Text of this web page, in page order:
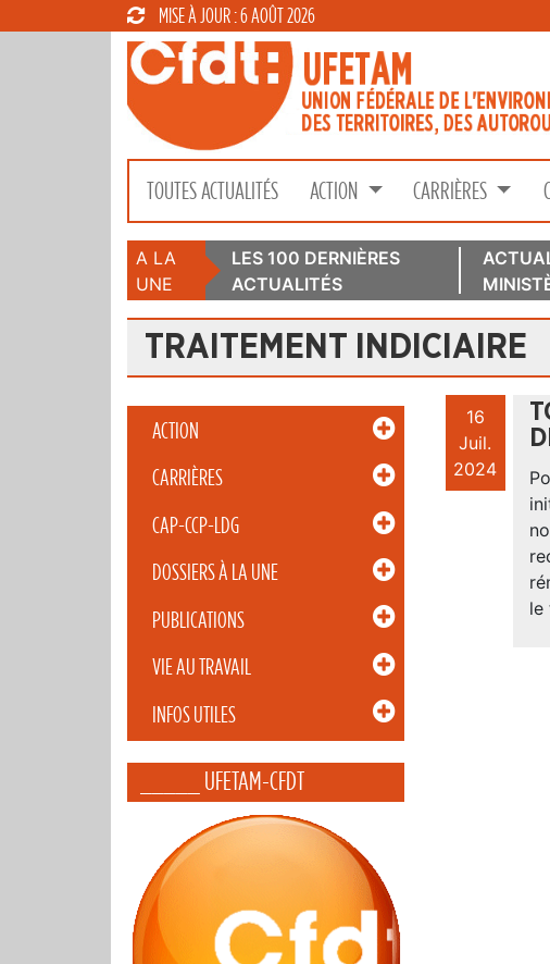
MISE À JOUR : 6 AOÛT 2026
TOUTES ACTUALITÉS ACTION CARRIÈRES
A LA
UNE
LES 100 DERNIÈRES
ACTUALITÉS
TRAITEMENT INDICIAIRE
ACTION
CARRIÈRES
CAP-CCP-LDG
DOSSIERS À LA UNE
PUBLICATIONS
VIE AU TRAVAIL
INFOS UTILES
_____ UFETAM-CFDT
16
Juil.
2024
le